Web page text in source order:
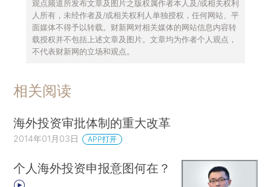
观点频道所发布文章及图片之版权属作者本人及/或相关权利
人所有，未经作者及/或相关权利人单独授权，任何网站、平
面媒体不得予以转载。财新网对相关媒体的网站信息内容转
载授权并不包括上述文章及图片。文章均为作者个人观点，
不代表财新网的立场和观点。
相关阅读
海外投资审批体制的重大改革
2014年01月03日 APP打开
个人海外投资申报意图何在？